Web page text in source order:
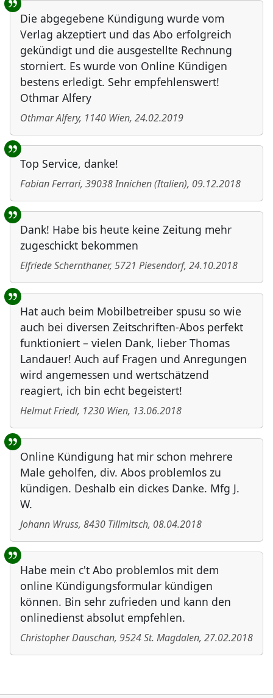
Die abgegebene Kündigung wurde vom
Verlag akzeptiert und das Abo erfolgreich
gekündigt und die ausgestellte Rechnung
storniert. Es wurde von Online Kündigen
bestens erledigt. Sehr empfehlenswert!
Othmar Alfery
Othmar Alfery, 1140 Wien, 24.02.2019
Top Service, danke!
Fabian Ferrari, 39038Innichen(Italien), 09.12.2018
Dank! Habe bis heute keine Zeitung mehr
zugeschickt bekommen
Elfriede Schernthaner, 5721 Piesendorf, 24.10.2018
Hat auch beim Mobilbetreiber spusu so wie
auch bei diversen Zeitschriften-Abos perfekt
funktioniert – vielen Dank, lieber Thomas
Landauer! Auch auf Fragen und Anregungen
wird angemessen und wertschätzend
reagiert, ich bin echt begeistert!
Helmut Friedl, 1230 Wien, 13.06.2018
Online Kündigung hat mir schon mehrere
Male geholfen, div. Abos problemlos zu
kündigen. Deshalb ein dickes Danke. Mfg J.
W.
Johann Wruss, 8430 Tillmitsch, 08.04.2018
Habe mein c't Abo problemlos mit dem
online Kündigungsformular kündigen
können. Bin sehr zufrieden und kann den
onlinedienst absolut empfehlen.
Christopher Dauschan, 9524St. Magdalen, 27.02.2018